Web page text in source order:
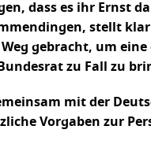
dass es ihr Ernst
stellt
gebracht, um
zu Fall zu
mit der
Vorgaben zur